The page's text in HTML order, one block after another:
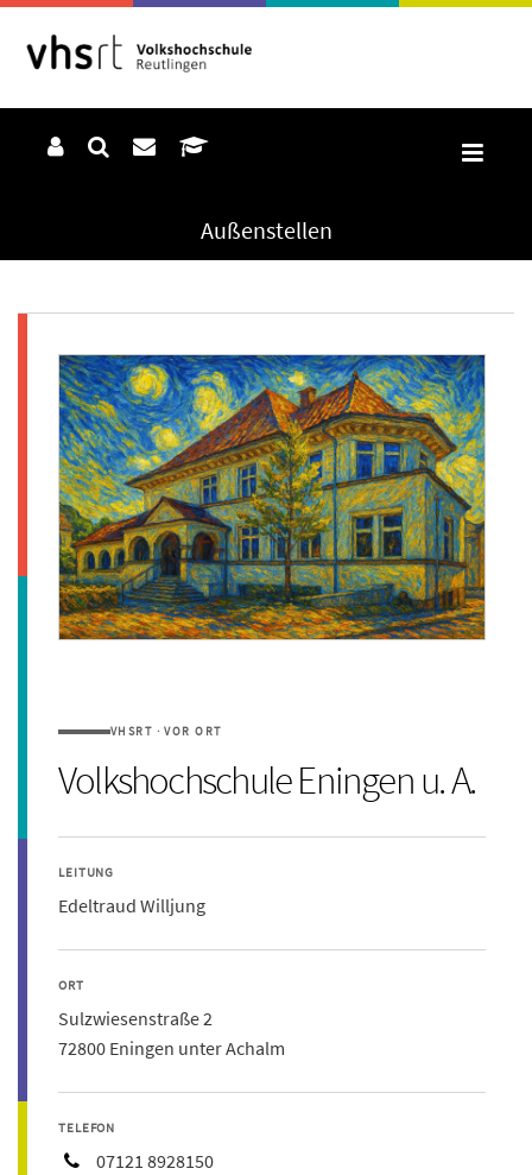
Außenstellen
VHSRT · VOR ORT
Volkshochschule Eningen u. A.
LEITUNG
Edeltraud Willjung
ORT
Sulzwiesenstraße 2
72800 Eningen unter Achalm
TELEFON
07121 8928150